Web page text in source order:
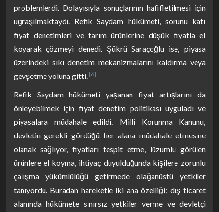
problemlerdi. Dolayısıyla sonuçlarının hafifletilmesi için
uğraşılmaktaydı. Refik Saydam hükümeti, sorunu katı
fiyat denetimleri ve tarım ürünlerine düşük fiyatla el
koyarak çözmeyi denedi. Şükrü Saraçoğlu ise, piyasa
üzerindeki sıkı denetim mekanizmalarını kaldırma veya
gevşetme yoluna gitti. [6]
Refik Saydam hükümeti yaşanan fiyat artışlarını da
önleyebilmek için fiyat denetim politikası uyguladı ve
piyasalara müdahale edildi. Milli Korunma Kanunu,
devletin gerekli gördüğü her alana müdahale etmesine
olanak sağlıyor, fiyatları tespit etme, lüzumlu görülen
ürünlere el koyma, ihtiyaç duyulduğunda kişilere zorunlu
çalışma yükümlülüğü getirmede olağanüstü yetkiler
tanıyordu. Buradan hareketle iki ana özelliği; dış ticaret
alanında hükümete sınırsız yetkiler verme ve devletçi